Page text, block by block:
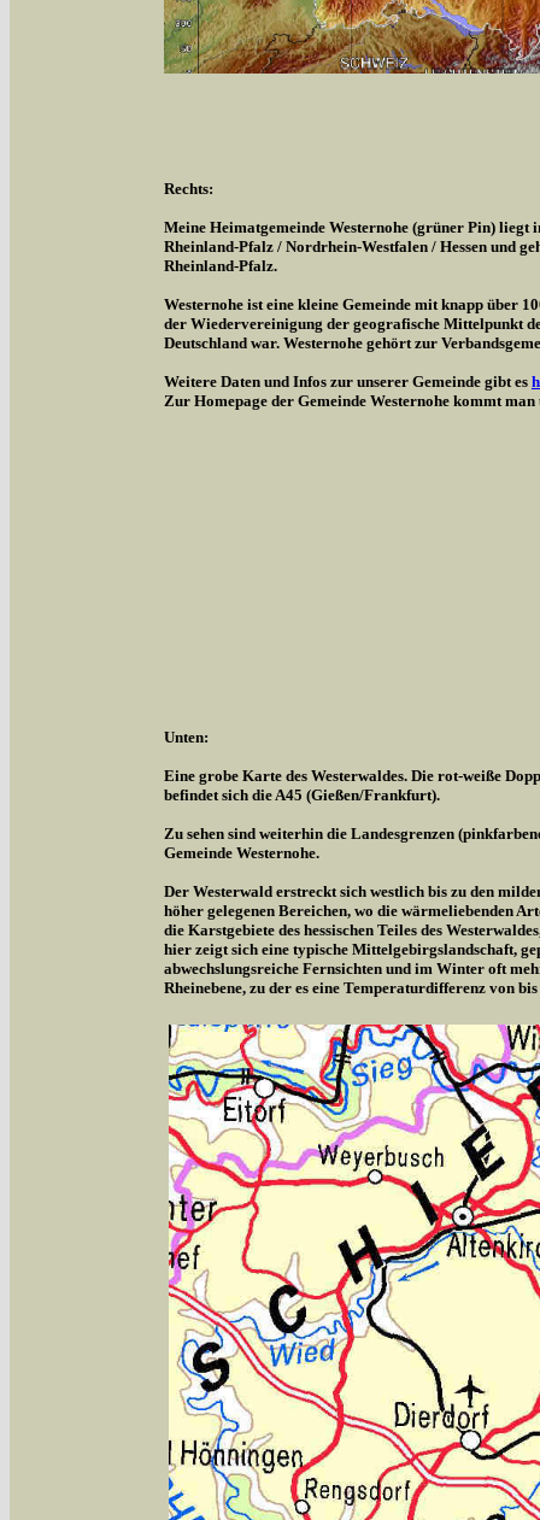
Rechts:
Meine Heimatgemeinde Westernohe (grüner Pin) liegt
Rheinland-Pfalz / Nordrhein-Westfalen / Hessen und
Rheinland-Pfalz.
Westernohe ist eine kleine Gemeinde mit knapp über
der Wiedervereinigung der geografische Mittelpunkt
Deutschland war. Westernohe gehört zur
Weitere Daten und Infos zur unserer Gemeinde gibt es
Zur Homepage der Gemeinde Westernohe kommt
Unten:
Eine grobe Karte des Westerwaldes. Die rot-weiße
befindet sich die A45 (Gießen/Frankfurt).
Zu sehen sind weiterhin die Landesgrenzen
Gemeinde Westernohe.
Der Westerwald erstreckt sich westlich bis zu den
höher gelegenen Bereichen, wo die wärmeliebenden
die Karstgebiete des hessischen Teiles des
hier zeigt sich eine typische Mittelgebirgslandschaft,
abwechslungsreiche Fernsichten und im Winter oft
Rheinebene, zu der es eine Temperaturdifferenz von